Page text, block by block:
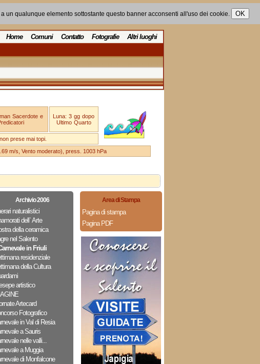
un qualunque elemento sottostante questo banner acconsenti all'uso dei cookie.
Home Comuni Contatto Fotografie Altri luoghi
Sacerdote e
Luna: 3 gg dopo
Ultimo Quarto
prese mai topi.
m/s, Vento moderato), press. 1003 hPa
Archivio 2006
naturalistici
dell` Arte
della ceramica
nel Salento
in Friuli
residenziale
della Cultura
artistico
Artecard
Fotografico
in Val di Resia
a Sauris
nelle valli...
a Muggia
di Monfalcone
Area di Stampa
Pagina di stampa
Pagina PDF